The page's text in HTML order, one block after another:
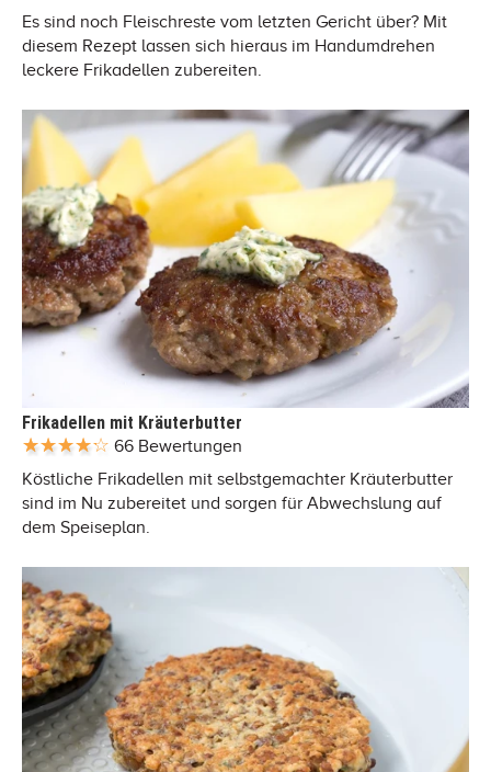
Es sind noch Fleischreste vom letzten Gericht über? Mit
diesem Rezept lassen sich hieraus im Handumdrehen
leckere Frikadellen zubereiten.
Frikadellen mit Kräuterbutter
66 Bewertungen
Köstliche Frikadellen mit selbstgemachter Kräuterbutter
sind im Nu zubereitet und sorgen für Abwechslung auf
dem Speiseplan.